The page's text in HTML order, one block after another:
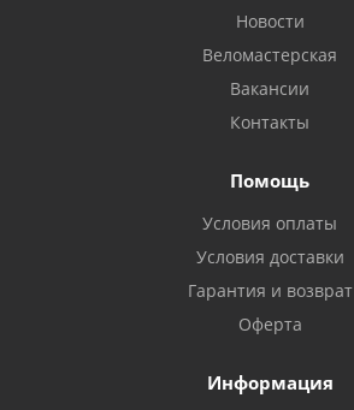
Новости
Веломастерская
Вакансии
Контакты
Помощь
Условия оплаты
Условия доставки
Гарантия и возврат
Оферта
Информация